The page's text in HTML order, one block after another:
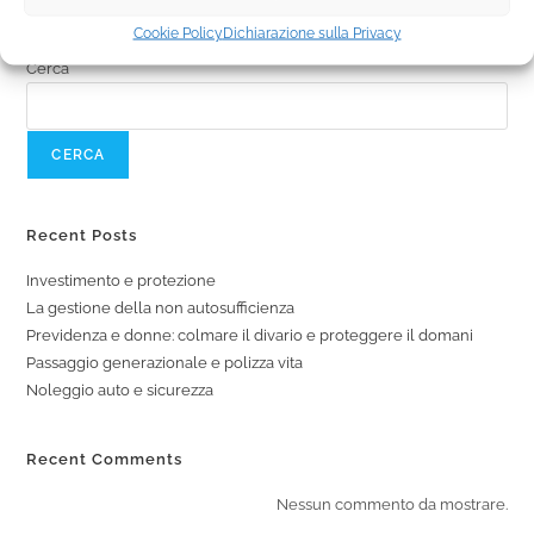
Cookie PolicyDichiarazione sulla Privacy
Cerca
CERCA
Recent Posts
Investimento e protezione
La gestione della non autosufficienza
Previdenza e donne: colmare il divario e proteggere il domani
Passaggio generazionale e polizza vita
Noleggio auto e sicurezza
Recent Comments
Nessun commento da mostrare.